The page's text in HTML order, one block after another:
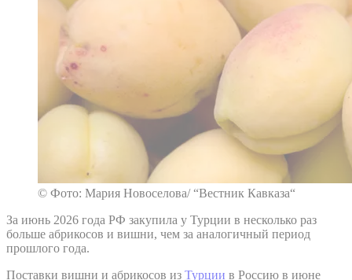
© Фото: Мария Новоселова/ “Вестник Кавказа“
За июнь 2026 года РФ закупила у Турции в несколько раз
больше абрикосов и вишни, чем за аналогичный период
прошлого года.
Поставки вишни и абрикосов из Турции в Россию в июне